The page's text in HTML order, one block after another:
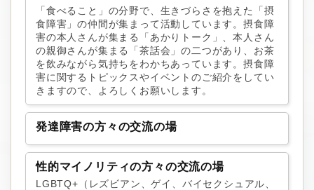
「食べること」の分野で、生きづらさを抱えた「摂
食障害」の仲間が集まって活動しています。摂食障
害の本人さんが集まる「あかりトーク」、本人さん
の親御さんが集まる「茶話会」の二つがあり、お茶
を飲みながら気持ちをわかちあっています。摂食障
害に関するトピックスやイベントのご紹介をしてい
きますので、よろしくお願いします。
発達障害の方々の交流の場
性的マイノリティの方々の交流の場
LGBTQ+（レズビアン、ゲイ、バイセクシュアル、